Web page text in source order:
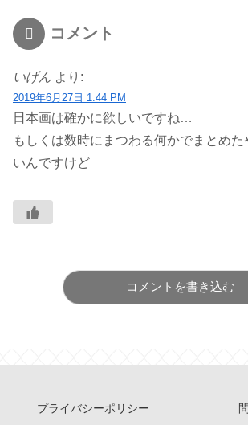
コメント
いげん より:
2019年6月27日 1:44 PM
日本画は確かに欲しいですね…
もしくは数時にまつわる何かでまとめ
いんですけど
コメントを書き込む
プライバシーポリシー